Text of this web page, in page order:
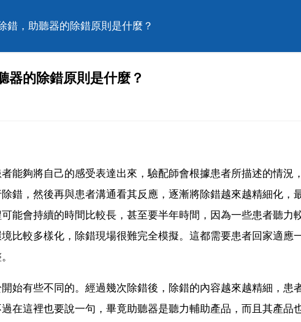
錯，助聽器的除錯原則是什麼？
器的除錯原則是什麼？
能夠將自己的感受表達出來，驗配師會根據患者所描述的情況
錯，然後再與患者溝通看其反應，逐漸將除錯越來越精細化，
能會持續的時間比較長，甚至要半年時間，因為一些患者聽力
比較多樣化，除錯現場很難完全模擬。這都需要患者回家適應
始有些不同的。經過幾次除錯後，除錯的內容越來越精細，患
在這裡也要說一句，畢竟助聽器是聽力輔助產品，而且其產品